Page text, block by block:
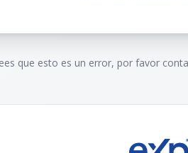
que esto es un error, por favor